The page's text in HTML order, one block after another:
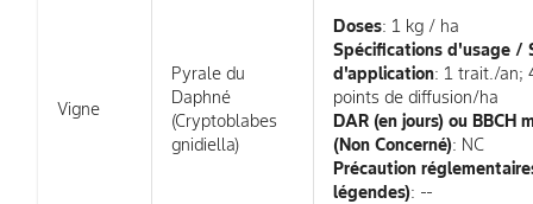
Vigne
Pyrale du
Daphné
(Cryptoblabes
gnidiella)
Doses: 1 kg / ha
Spécifications d'usage /
d'application: 1 trait./an;
points de diffusion/ha
DAR (en jours) ou BBCH
(Non Concerné): NC
Précaution
légendes): --